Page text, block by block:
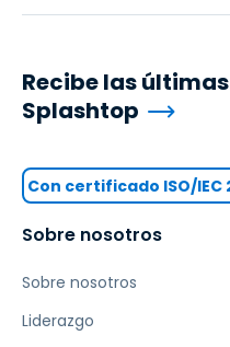
Sobre nosotros
Sobre nosotros
Liderazgo
Recibe las
Splashtop
Con certificado ISO/IEC